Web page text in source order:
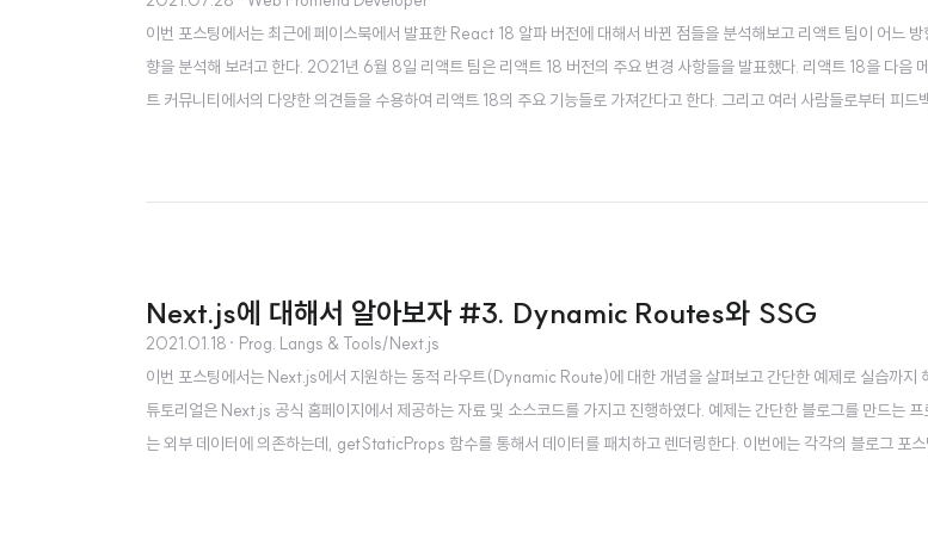
이번 포스팅에서는 최근에 페이스북에서 발표한 React 18 알파 버전에 대해서 바뀐 점들을 분석해보고 리액트 팀이 어느
향을 분석해 보려고 한다. 2021년 6월 8일 리액트 팀은 리액트 18 버전의 주요 변경 사항들을 발표했다. 리액트 18을 다음
트 커뮤니티에서의 다양한 의견들을 수용하여 리액트 18의 주요 기능들로 가져간다고 한다. 그리고 여러 사람들로부터 피드
Next.js에 대해서 알아보자 #3. Dynamic Routes와 SSG
2021.01.18 · Prog. Langs & Tools/Next.js
이번 포스팅에서는 Next.js에서 지원하는 동적 라우트(Dynamic Route)에 대한 개념을 살펴보고 간단한 예제로 실습까지
튜토리얼은 Next.js 공식 홈페이지에서 제공하는 자료 및 소스코드를 가지고 진행하였다. 예제는 간단한 블로그를 만드는
는 외부 데이터에 의존하는데, getStaticProps 함수를 통해서 데이터를 패치하고 렌더링한다. 이번에는 각각의 블로그 포